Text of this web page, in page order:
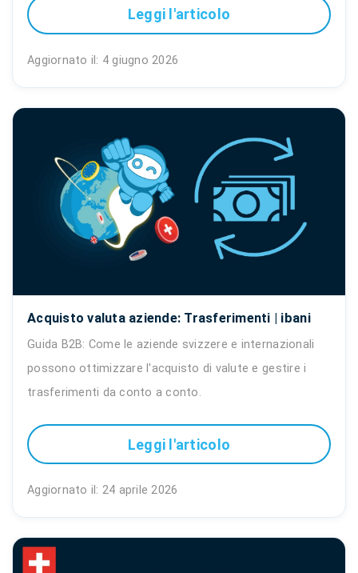
Leggi l'articolo
Aggiornato il: 4 giugno 2026
Acquisto valuta aziende: Trasferimenti | ibani
Guida B2B: Come le aziende svizzere e internazionali
possono ottimizzare l'acquisto di valute e gestire i
trasferimenti da conto a conto.
Leggi l'articolo
Aggiornato il: 24 aprile 2026